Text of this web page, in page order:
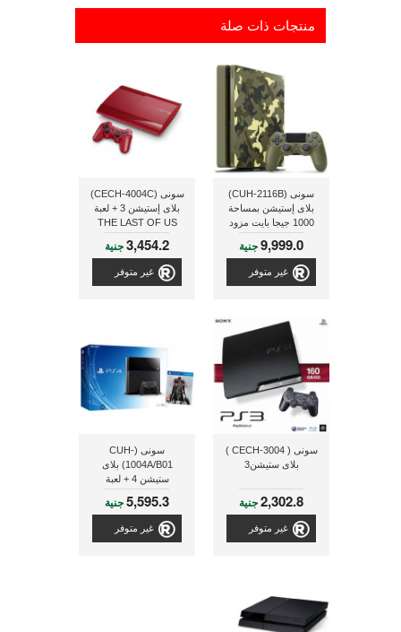
منتجات ذات صلة
سونى (CUH-2116B)
بلاى إستيشن بمساحة
1000 جيجا بايت مزود
بذراع تحكم + لعبة
BLOODBORNE
9,999.0جنية
غير متوفر
سونى (CECH-4004C)
بلاى إستيشن 3 + لعبة
THE LAST OF US
3,454.2جنية
غير متوفر
سونى ( CECH-3004 )
بلاى ستيشن3
2,302.8جنية
غير متوفر
سونى (CUH-
1004A/B01) بلاى
ستيشن 4 + لعبة
BLOODBORNE مزود
5,595.3جنية
غير متوفر